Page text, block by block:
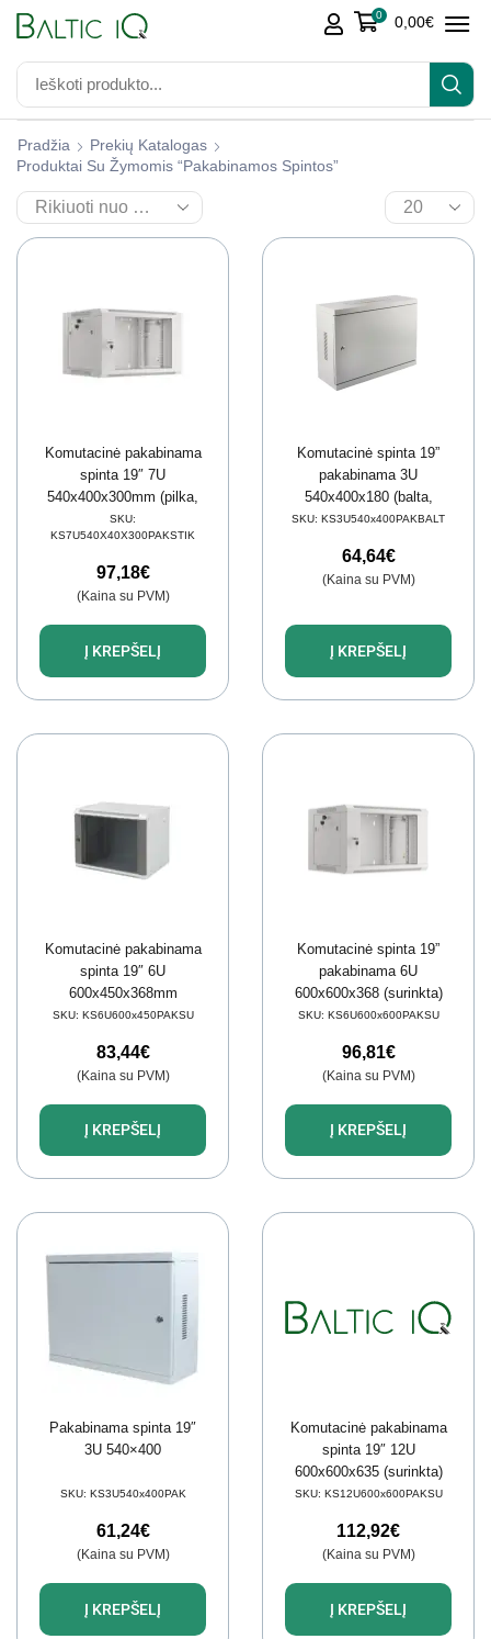
0 0,00€
Pradžia
Prekių Katalogas
Produktai Su Žymomis “Pakabinamos Spintos”
Komutacinė pakabinama
spinta 19″ 7U
540x400x300mm (pilka,
nesurinkta)
SKU:
KS7U540X40X300PAKSTIK
97,18€
(Kaina su PVM)
Į KREPŠELĮ
Komutacinė spinta 19”
pakabinama 3U
540x400x180 (balta,
metalo durys)
SKU: KS3U540x400PAKBALT
64,64€
(Kaina su PVM)
Į KREPŠELĮ
Komutacinė pakabinama
spinta 19″ 6U
600x450x368mm
(surinkta)
SKU: KS6U600x450PAKSU
83,44€
(Kaina su PVM)
Į KREPŠELĮ
Komutacinė spinta 19”
pakabinama 6U
600x600x368 (surinkta)
SKU: KS6U600x600PAKSU
96,81€
(Kaina su PVM)
Į KREPŠELĮ
Pakabinama spinta 19″
3U 540×400
SKU: KS3U540x400PAK
61,24€
(Kaina su PVM)
Į KREPŠELĮ
Komutacinė pakabinama
spinta 19″ 12U
600x600x635 (surinkta)
SKU: KS12U600x600PAKSU
112,92€
(Kaina su PVM)
Į KREPŠELĮ